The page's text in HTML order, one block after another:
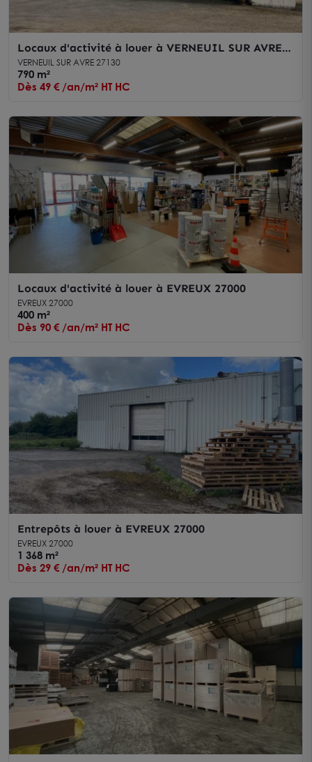
Locaux d'activité à louer à VERNEUIL SUR AVRE
27130
VERNEUIL SUR AVRE 27130
790 m²
Dès 49 € /an/m² HT HC
Locaux d'activité à louer à EVREUX 27000
EVREUX 27000
400 m²
Dès 90 € /an/m² HT HC
Entrepôts à louer à EVREUX 27000
EVREUX 27000
1 368 m²
Dès 29 € /an/m² HT HC